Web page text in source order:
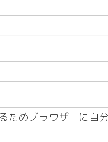
ためブラウザーに自